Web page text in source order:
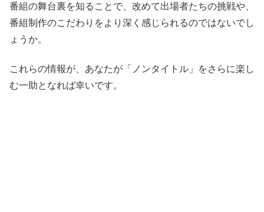
番組の舞台裏を知ることで、改めて出場者たちの挑戦や、
番組制作のこだわりをより深く感じられるのではないでし
ょうか。
これらの情報が、あなたが「ノンタイトル」をさらに楽し
む一助となれば幸いです。